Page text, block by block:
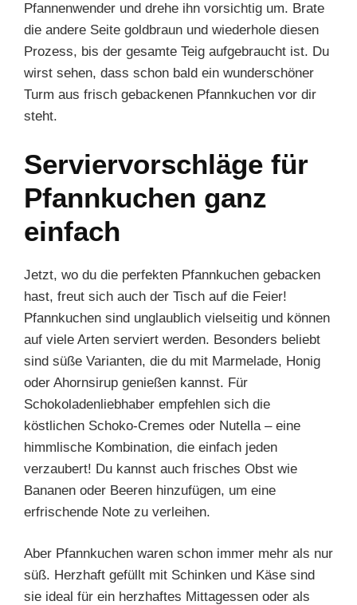
Pfannenwender und drehe ihn vorsichtig um. Brate
die andere Seite goldbraun und wiederhole diesen
Prozess, bis der gesamte Teig aufgebraucht ist. Du
wirst sehen, dass schon bald ein wunderschöner
Turm aus frisch gebackenen Pfannkuchen vor dir
steht.
Serviervorschläge für
Pfannkuchen ganz
einfach
Jetzt, wo du die perfekten Pfannkuchen gebacken
hast, freut sich auch der Tisch auf die Feier!
Pfannkuchen sind unglaublich vielseitig und können
auf viele Arten serviert werden. Besonders beliebt
sind süße Varianten, die du mit Marmelade, Honig
oder Ahornsirup genießen kannst. Für
Schokoladenliebhaber empfehlen sich die
köstlichen Schoko-Cremes oder Nutella – eine
himmlische Kombination, die einfach jeden
verzaubert! Du kannst auch frisches Obst wie
Bananen oder Beeren hinzufügen, um eine
erfrischende Note zu verleihen.
Aber Pfannkuchen waren schon immer mehr als nur
süß. Herzhaft gefüllt mit Schinken und Käse sind
sie ideal für ein herzhaftes Mittagessen oder als